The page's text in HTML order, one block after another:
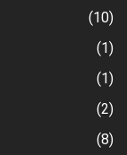
(10)
(1)
(1)
(2)
(8)